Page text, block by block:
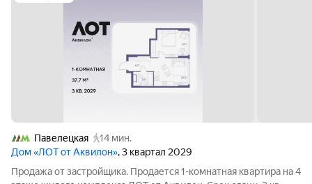
Павелецкая
14 мин.
Дом «ЛОТ от Аквилон», 3 квартал 2029
Продажа от застройщика. Продается 1-комнатная квартира на 4